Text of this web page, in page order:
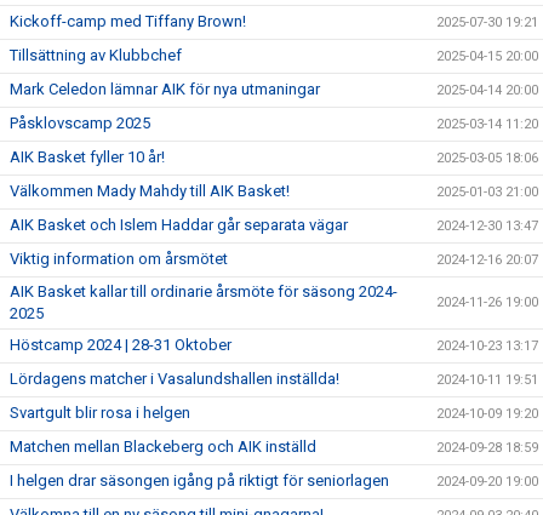
Kickoff-camp med Tiffany Brown! 2025-07-30 19:21
Tillsättning av Klubbchef 2025-04-15 20:00
Mark Celedon lämnar AIK för nya utmaningar 2025-04-14 20:00
Påsklovscamp 2025 2025-03-14 11:20
AIK Basket fyller 10 år! 2025-03-05 18:06
Välkommen Mady Mahdy till AIK Basket! 2025-01-03 21:00
AIK Basket och Islem Haddar går separata vägar 2024-12-30 13:47
Viktig information om årsmötet 2024-12-16 20:07
AIK Basket kallar till ordinarie årsmöte för säsong 2024-
2025
2024-11-26 19:00
Höstcamp 2024 | 28-31 Oktober 2024-10-23 13:17
Lördagens matcher i Vasalundshallen inställda! 2024-10-11 19:51
Svartgult blir rosa i helgen 2024-10-09 19:20
Matchen mellan Blackeberg och AIK inställd 2024-09-28 18:59
I helgen drar säsongen igång på riktigt för seniorlagen 2024-09-20 19:00